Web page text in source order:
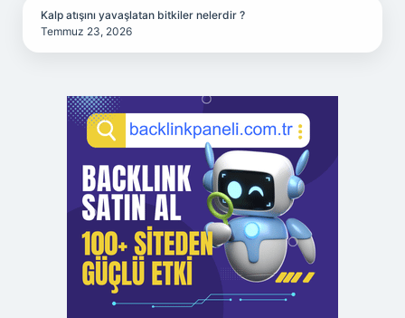
Kalp atışını yavaşlatan bitkiler nelerdir ?
Temmuz 23, 2026